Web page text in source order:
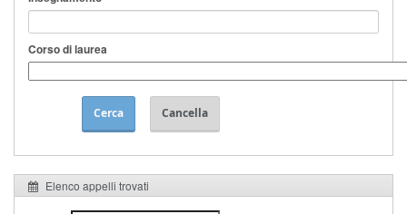
Corso di laurea
Cerca Cancella
Elenco appelli trovati